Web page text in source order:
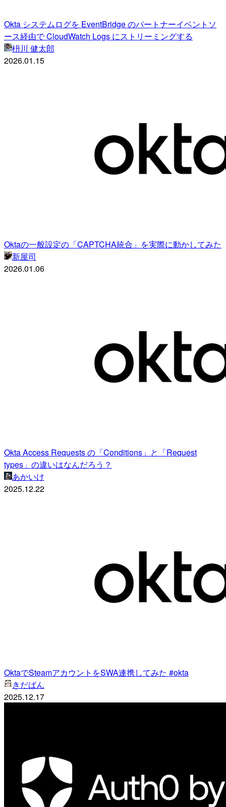
Okta システムログを EventBridge のパートナーイベントソ
ース経由で CloudWatch Logs にストリーミングする
枡川 健太郎
2026.01.15
Oktaの一般設定の「CAPTCHA統合」を実際に動かしてみた
新屋司
2026.01.06
Okta Access Requests の「Conditions」と「Request
types」の違いはなんだろう？
あかいけ
2025.12.22
OktaでSteamアカウントをSWA連携してみた #okta
きだぱん
2025.12.17